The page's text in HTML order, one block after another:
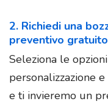
2. Richiedi una
preventivo gratuito
Seleziona le
personalizzazione
e ti invieremo un